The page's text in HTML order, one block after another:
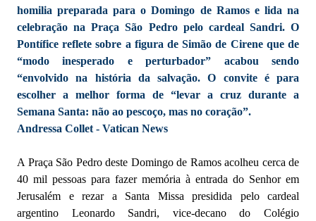
homilia preparada para o Domingo de Ramos e lida na
celebração na Praça São Pedro pelo cardeal Sandri. O
Pontífice reflete sobre a figura de Simão de Cirene que de
“modo inesperado e perturbador” acabou sendo
“envolvido na história da salvação. O convite é para
escolher a melhor forma de “levar a cruz durante a
Semana Santa: não ao pescoço, mas no coração”.
Andressa Collet - Vatican News
A Praça São Pedro deste Domingo de Ramos acolheu cerca de
40 mil pessoas para fazer memória à entrada do Senhor em
Jerusalém e rezar a Santa Missa presidida pelo cardeal
argentino Leonardo Sandri, vice-decano do Colégio